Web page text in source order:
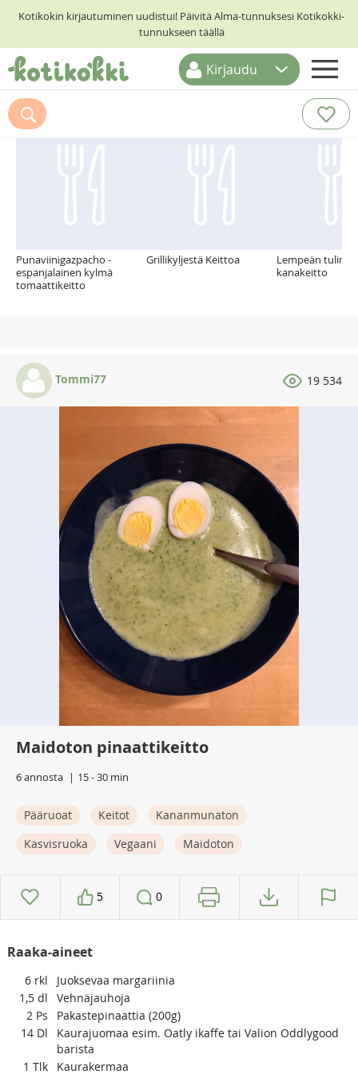
Kotikokin kirjautuminen uudistui! Päivitä Alma-tunnuksesi Kotikokki-
tunnukseen täällä
ETUSIVU
RESEPTIHAKU
Kirjaudu
Suosittelemme myös
Punaviinigazpacho -
espanjalainen kylmä
tomaattikeitto
Grillikyljestä Keittoa
Lempeän tulinen
kanakeitto
Tommi77 19 534
Maidoton pinaattikeitto
6 annosta 15 - 30 min
Pääruoat Keitot
Kananmunaton
Kasvisruoka
Vegaani Maidoton
5 0
Raaka-aineet
6 rkl
Juoksevaa margariinia
1,5 dl
Vehnäjauhoja
2 Ps
Pakastepinaattia (200g)
14 Dl
Kaurajuomaa esim. Oatly ikaffe tai Valion Oddlygood
barista
1 Tlk
Kaurakermaa